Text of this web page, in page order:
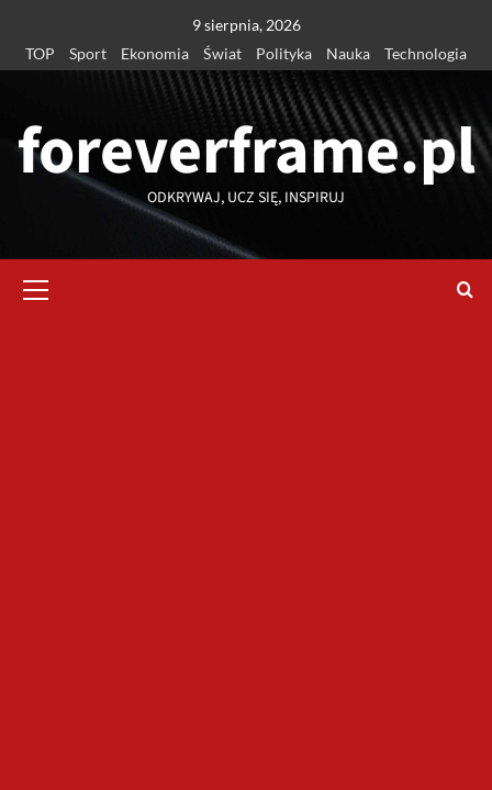
treści
9 sierpnia, 2026
TOP
Sport Ekonomia Świat Polityka Nauka Technologia
foreverframe.pl
ODKRYWAJ, UCZ SIĘ, INSPIRUJ
główne